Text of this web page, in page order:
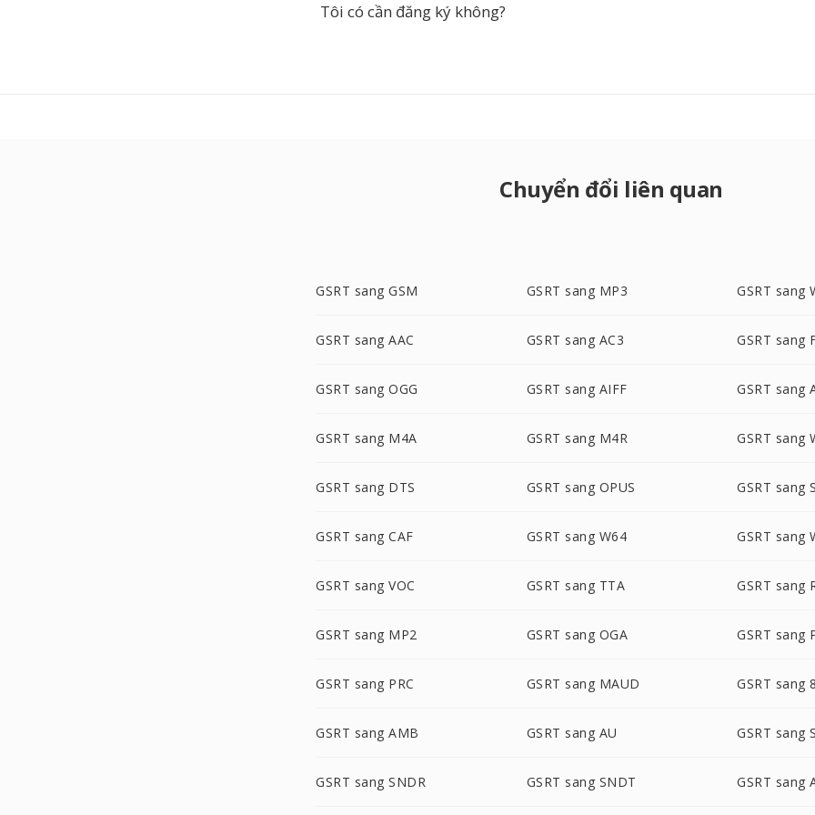
Tôi có cần đăng ký không?
Chuyển đổi liên quan
GSRT sang GSM GSRT sang MP3 GSRT sang
GSRT sang AAC GSRT sang AC3 GSRT sang
GSRT sang OGG GSRT sang AIFF GSRT sang
GSRT sang M4A GSRT sang M4R GSRT sang
GSRT sang DTS GSRT sang OPUS GSRT sang
GSRT sang CAF GSRT sang W64 GSRT sang
GSRT sang VOC GSRT sang TTA GSRT sang
GSRT sang MP2 GSRT sang OGA GSRT sang
GSRT sang PRC GSRT sang MAUD GSRT sang
GSRT sang AMB GSRT sang AU GSRT sang
GSRT sang SNDR GSRT sang SNDT GSRT sang